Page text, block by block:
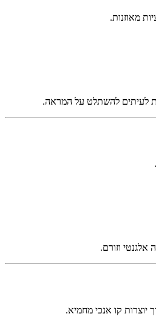
מאוזנות.
לעיתים להשתלט על המראה.
וזורם.
יוצרות קו אנכי מחמיא.